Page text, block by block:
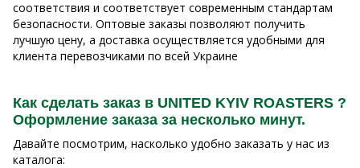
соответствия и соответствует современным стандартам
безопасности. Оптовые заказы позволяют получить
лучшую цену, а доставка осуществляется удобными для
клиента перевозчиками по всей Украине
Как сделать заказ в UNITED KYIV ROASTERS ?
Оформление заказа за несколько минут.
Давайте посмотрим, насколько удобно заказать у нас из
каталога: